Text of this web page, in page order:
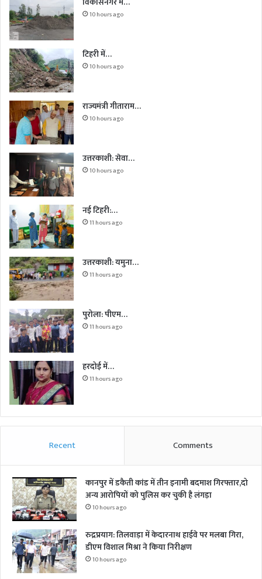
10 hours ago
टिहरी में…
10 hours ago
राज्यमंत्री गीताराम…
10 hours ago
उत्तरकाशी: सेवा…
10 hours ago
नई टिहरी:…
11 hours ago
उत्तरकाशी: यमुना…
11 hours ago
पुरोला: पीएम…
11 hours ago
हरदोई में…
11 hours ago
Recent Comments
कानपुर में डकैती कांड में तीन इनामी बदमाश गिरफ्तार,दो
अन्य आरोपियों को पुलिस कर चुकी है लंगड़ा
10 hours ago
रुद्रप्रयाग: तिलवाड़ा में केदारनाथ हाईवे पर मलबा गिरा,
डीएम विशाल मिश्रा ने किया निरीक्षण
10 hours ago